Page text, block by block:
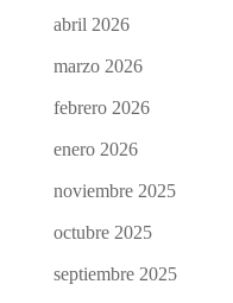
abril 2026
marzo 2026
febrero 2026
enero 2026
noviembre 2025
octubre 2025
septiembre 2025